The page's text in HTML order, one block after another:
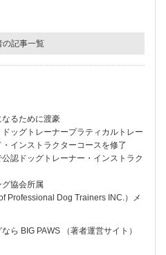
の記事一覧
るために渡豪
ッグトレーナープラティカルトレー
インストラクターコースを修了
認ドッグトレーナー・インストラク
協会所属
Professional Dog Trainers INC.）メ
ら BIG PAWS （著者運営サイト）